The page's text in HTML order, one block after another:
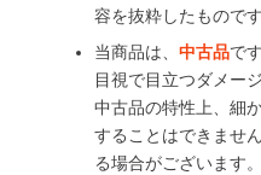
容を抜粋したものです
当商品は、 中古品です
目視で目立つダメー
中古品の特性上、細
することはできませ
る場合がございます